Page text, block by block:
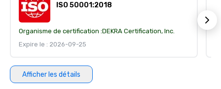
ISO 50001:2018
Organisme de certification :DEKRA Certification, Inc.
Expire le : 2026-09-25
Afficher les détails